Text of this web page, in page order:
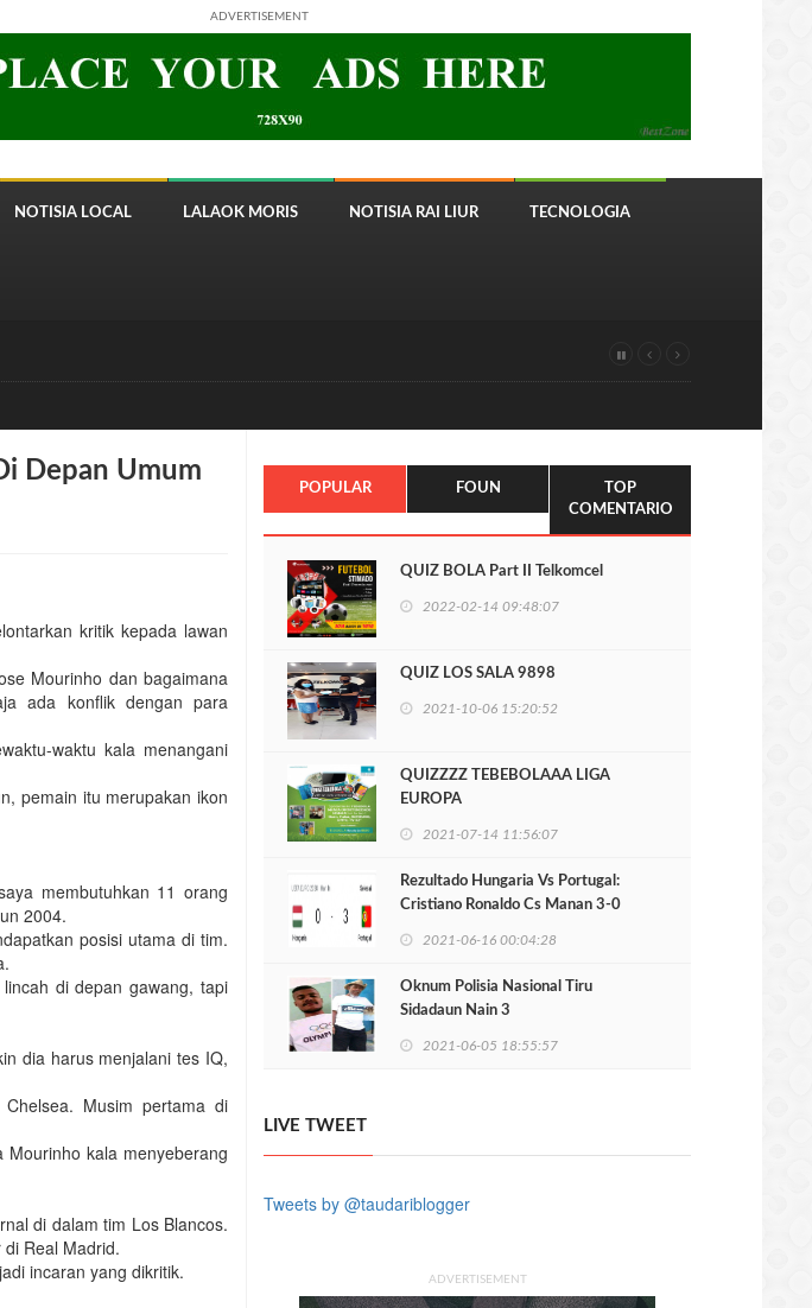
ADVERTISEMENT
NOTISIA LOCAL LALAOK MORIS NOTISIA RAI LIUR TECNOLOGIA
Depan Umum
kritik kepada lawan
Mourinho dan bagaimana
ada konflik dengan para
waktu kala menangani
pemain itu merupakan ikon
membutuhkan 11 orang
2004.
posisi utama di tim.
di depan gawang, tapi
dia harus menjalani tes IQ,
Musim pertama di
kala menyeberang
di dalam tim Los Blancos.
Real Madrid.
incaran yang dikritik.
POPULAR FOUN
TOP
COMENTARIO
QUIZ BOLA Part II Telkomcel
2022-02-14 09:48:07
QUIZ LOS SALA 9898
2021-10-06 15:20:52
QUIZZZZ TEBEBOLAAA LIGA
EUROPA
2021-07-14 11:56:07
Rezultado Hungaria Vs Portugal:
Cristiano Ronaldo Cs Manan 3-0
2021-06-16 00:04:28
Oknum Polisia Nasional Tiru
Sidadaun Nain 3
2021-06-05 18:55:57
LIVE TWEET
Tweets by @taudariblogger
ADVERTISEMENT